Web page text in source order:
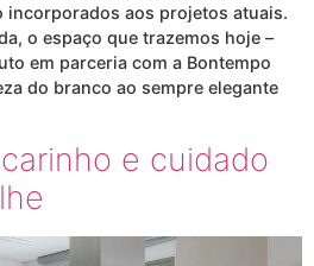
incorporados aos projetos atuais.
o espaço que trazemos hoje –
em parceria com a Bontempo
do branco ao sempre elegante
e cuidado